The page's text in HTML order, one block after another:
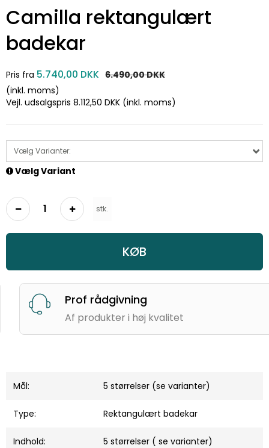
Camilla rektangulært
badekar
Pris fra 5.740,00 DKK 6.490,00 DKK
(inkl. moms)
Vejl. udsalgspris 8.112,50 DKK (inkl. moms)
Vælg Varianter:
Vælg Variant
stk.
KØB
Prof rådgivning
Af produkter i høj kvalitet
Mål: 5 størrelser (se varianter)
Type: Rektangulært badekar
Indhold: 5 størrelser ( se varianter)